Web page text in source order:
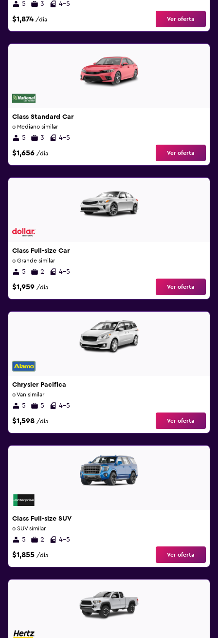
5 3 4-5
$1,874 /día Ver oferta
Class Standard Car
o Mediano similar
5 3 4-5
$1,656 /día Ver oferta
Class Full-size Car
o Grande similar
5 2 4-5
$1,959 /día Ver oferta
Chrysler Pacifica
o Van similar
5 5 4-5
$1,598 /día Ver oferta
Class Full-size SUV
o SUV similar
5 2 4-5
$1,855 /día Ver oferta